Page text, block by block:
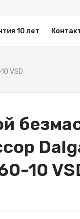
10 лет
VSD
10